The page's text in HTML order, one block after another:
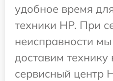
удобное время
техники HP. При
неисправности
доставим технику
сервисный центр